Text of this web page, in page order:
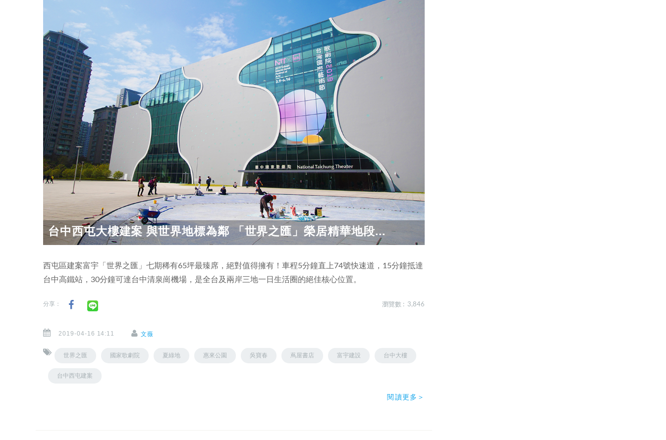
台中西屯大樓建案 與世界地標為鄰 「世界之匯」榮居精華地段...
西屯區建案富宇「世界之匯」七期稀有65坪最臻席，絕對值得擁有！車程5分鐘直上74號快速道，15分鐘抵達
台中高鐵站，30分鐘可達台中清泉崗機場，是全台及兩岸三地一日生活圈的絕佳核心位置。
分享： 瀏覽數 : 3,846
2019-04-16 14:11 文薇
世界之匯 國家歌劇院 夏綠地 惠來公園 吳寶春 蔦屋書店 富宇建設 台中大樓
台中西屯建案
閱讀更多＞